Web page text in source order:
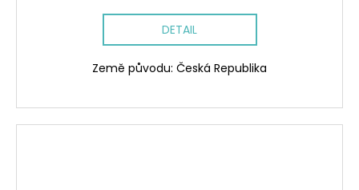
DETAIL
Země původu: Česká Republika